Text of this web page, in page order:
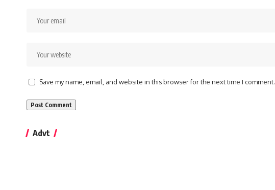
Save my name, email, and website in this browser for the next time I comment.
Advt